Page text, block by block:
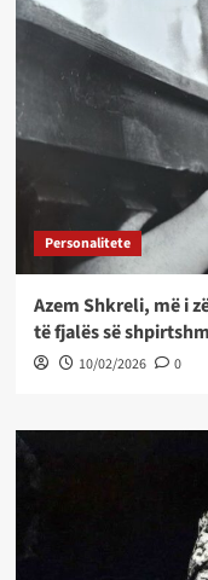
Personalitete
Azem Shkreli, më i
të fjalës së
10/02/2026 0